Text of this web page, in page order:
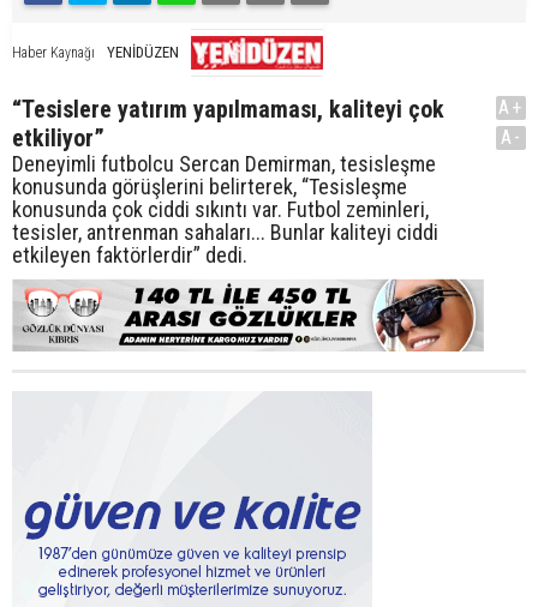
Haber Kaynağı YENİDÜZEN
“Tesislere yatırım yapılmaması, kaliteyi çok
etkiliyor”
Deneyimli futbolcu Sercan Demirman, tesisleşme
konusunda görüşlerini belirterek, “Tesisleşme
konusunda çok ciddi sıkıntı var. Futbol zeminleri,
tesisler, antrenman sahaları... Bunlar kaliteyi ciddi
etkileyen faktörlerdir” dedi.
A+
A-